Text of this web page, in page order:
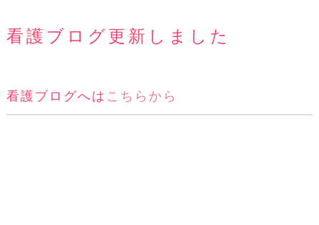
看護ブログ更新しました
看護ブログへは こちらから